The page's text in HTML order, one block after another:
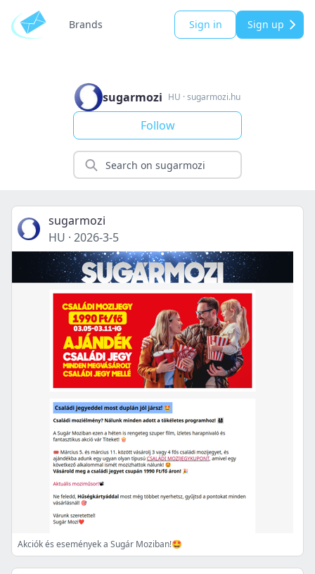
Brands Sign in Sign up
sugarmozi HU ·sugarmozi.hu
Follow
sugarmozi
HU · 2026-3-5
Akciók és események a Sugár Moziban!🤩